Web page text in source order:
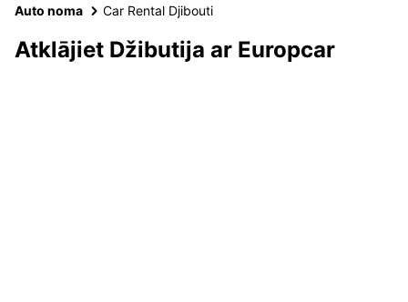
Auto noma Car Rental Djibouti
Atklājiet Džibutija ar Europcar